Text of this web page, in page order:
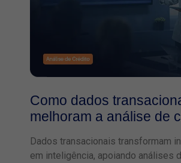
Como dados
melhoram a análise de
Dados transacionais transformam
em inteligência, apoiando análises